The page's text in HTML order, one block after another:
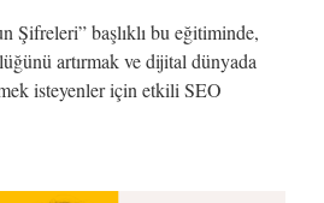
Şifreleri” başlıklı bu eğitiminde,
artırmak ve dijital dünyada
isteyenler için etkili SEO